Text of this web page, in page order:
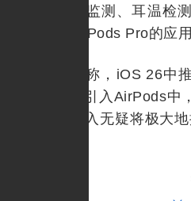
能，如心率监测、耳温检
一步拓展AirPods Pro的应用
有消息称，iOS 26中推
也有可能被引入AirPods
一功能的加入无疑将极大